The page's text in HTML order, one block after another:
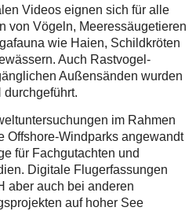
Videos eignen sich für alle
von Vögeln, Meeressäugetieren
wie Haien, Schildkröten
Auch Rastvogel-
Außensänden wurden
durchgeführt.
im Rahmen
Offshore-Windparks angewandt
für Fachgutachten und
Digitale Flugerfassungen
aber auch bei anderen
auf hoher See